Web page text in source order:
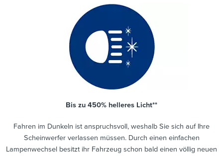
Bis zu 450% helleres Licht**
Fahren im Dunkeln ist anspruchsvoll, weshalb Sie sich auf Ihre
Scheinwerfer verlassen müssen. Durch einen einfachen
Lampenwechsel besitzt ihr Fahrzeug schon bald einen völlig neuen